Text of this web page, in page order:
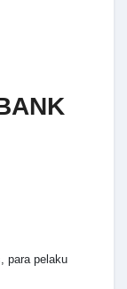
para pelaku